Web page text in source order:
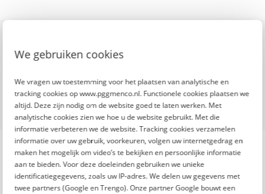
We gebruiken cookies
We vragen uw toestemming voor het plaatsen van analytische en
tracking cookies op www.pggmenco.nl. Functionele cookies plaatsen we
altijd. Deze zijn nodig om de website goed te laten werken. Met
analytische cookies zien we hoe u de website gebruikt. Met die
informatie verbeteren we de website. Tracking cookies verzamelen
informatie over uw gebruik, voorkeuren, volgen uw internetgedrag en
maken het mogelijk om video’s te bekijken en persoonlijke informatie
aan te bieden. Voor deze doeleinden gebruiken we unieke
identificatiegegevens, zoals uw IP-adres. We delen uw gegevens met
twee partners (Google en Trengo). Onze partner Google bouwt een
initiatief van